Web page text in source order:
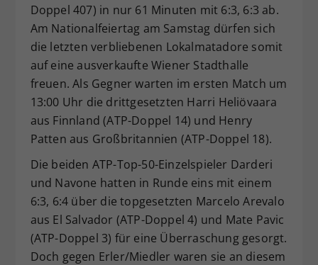
Doppel 407) in nur 61 Minuten mit 6:3, 6:3 ab.
Am Nationalfeiertag am Samstag dürfen sich
die letzten verbliebenen Lokalmatadore somit
auf eine ausverkaufte Wiener Stadthalle
freuen. Als Gegner warten im ersten Match um
13:00 Uhr die drittgesetzten Harri Heliövaara
aus Finnland (ATP-Doppel 14) und Henry
Patten aus Großbritannien (ATP-Doppel 18).
Die beiden ATP-Top-50-Einzelspieler Darderi
und Navone hatten in Runde eins mit einem
6:3, 6:4 über die topgesetzten Marcelo Arevalo
aus El Salvador (ATP-Doppel 4) und Mate Pavic
(ATP-Doppel 3) für eine Überraschung gesorgt.
Doch gegen Erler/Miedler waren sie an diesem